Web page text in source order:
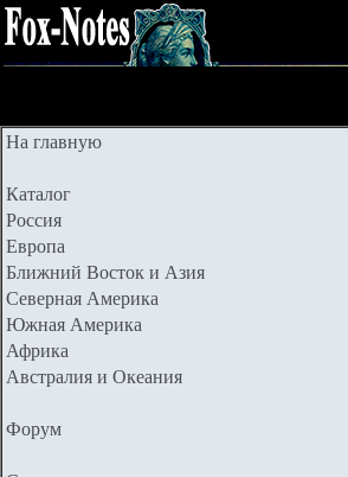
На главную
Каталог
Россия
Европа
Ближний Восток и Азия
Северная Америка
Южная Америка
Африка
Австралия и Океания
Форум